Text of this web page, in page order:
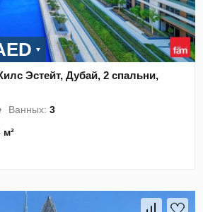
Эстейт, Дубай, 2 спальни,
Ванных:3
м²